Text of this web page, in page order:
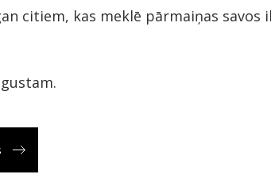
citiem, kas meklē pārmaiņas savos